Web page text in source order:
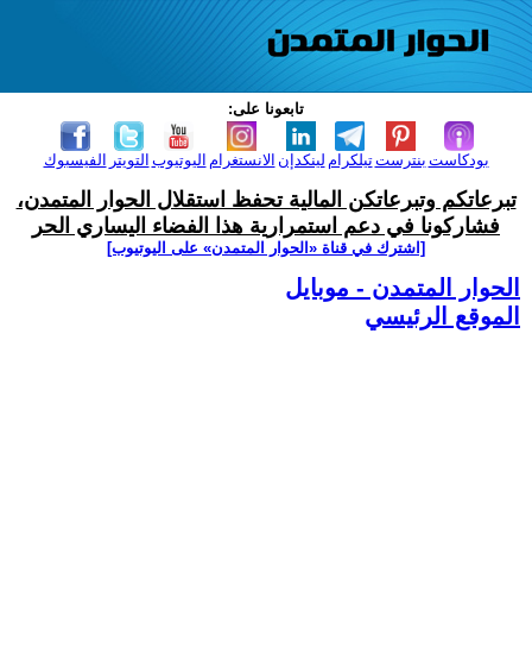
تابعونا على:
الفيسبوك التويتر اليوتيوب الانستغرام لينكدإن تيلكرامبنترست بودكاست
تبرعاتكم وتبرعاتكن المالية تحفظ استقلال الحوار المتمدن،
فشاركونا في دعم استمرارية هذا الفضاء اليساري الحر
[اشترك في قناة ‫«الحوار المتمدن» على اليوتيوب]
الحوار المتمدن - موبايل
الموقع الرئيسي